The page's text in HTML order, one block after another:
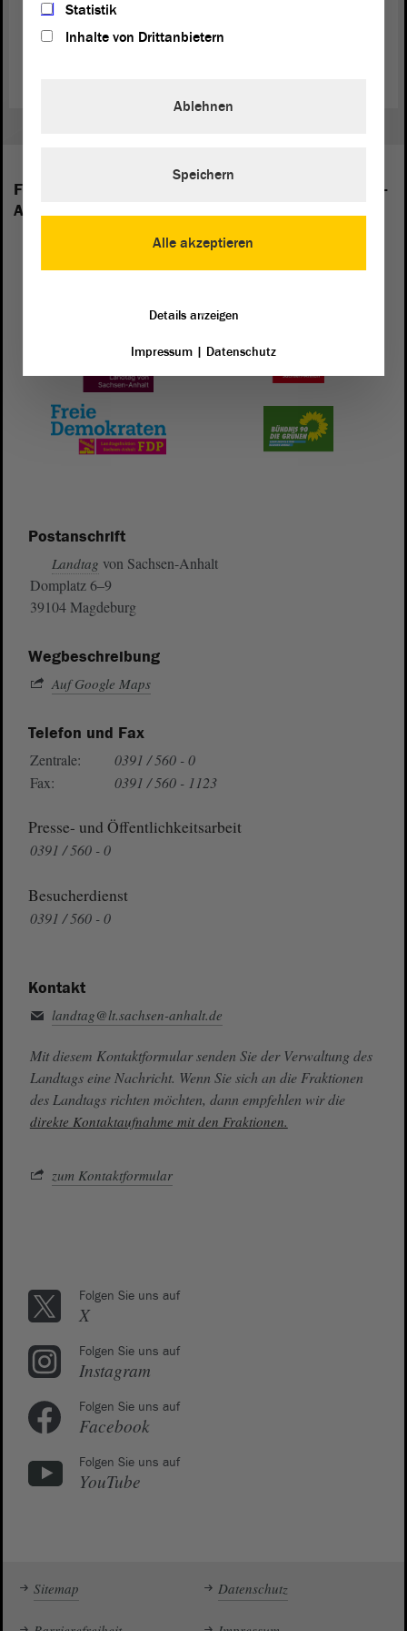
Naturmonument bilden.
Folgende Fraktionen sind im Landtag von Sachsen-
Anhalt vertreten:
Postanschrift
Landtag von Sachsen-Anhalt
Domplatz 6–9
39104 Magdeburg
Wegbeschreibung
Auf Google Maps
Telefon und Fax
Zentrale:
0391 / 560 - 0
Fax:
0391 / 560 - 1123
Presse- und Öffentlichkeitsarbeit
0391 / 560 - 0
Besucherdienst
0391 / 560 - 0
Kontakt
landtag@lt.sachsen-anhalt.de
Mit diesem Kontaktformular senden Sie der Verwaltung des
Landtags eine Nachricht. Wenn Sie sich an die Fraktionen
des Landtags richten möchten, dann empfehlen wir die
direkte Kontaktaufnahme mit den Fraktionen.
zum Kontaktformular
Folgen Sie uns auf
X
Folgen Sie uns auf
Instagram
Folgen Sie uns auf
Facebook
Folgen Sie uns auf
YouTube
Sitemap Datenschutz
Statistik
Inhalte von Drittanbietern
Alle akzeptieren
Ablehnen
Speichern
Details anzeigen
Impressum| Datenschutz